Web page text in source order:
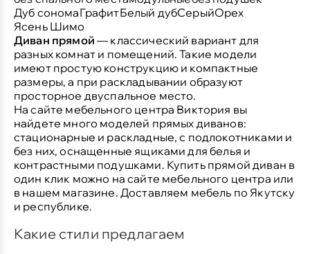
Дуб сономаГрафитБелый дубСерыйОрех
Ясень Шимо
Диван прямой — классический вариант для
разных комнат и помещений. Такие модели
имеют простую конструкцию и компактные
размеры, а при раскладывании образуют
просторное двуспальное место.
На сайте мебельного центра Виктория вы
найдете много моделей прямых диванов:
стационарные и раскладные, с подлокотниками и
без них, оснащенные ящиками для белья и
контрастными подушками. Купить прямой диван в
один клик можно на сайте мебельного центра или
в нашем магазине. Доставляем мебель по Якутску
и республике.
Какие стили предлагаем